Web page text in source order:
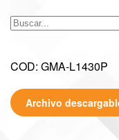
COD: GMA-L1430P
Archivo